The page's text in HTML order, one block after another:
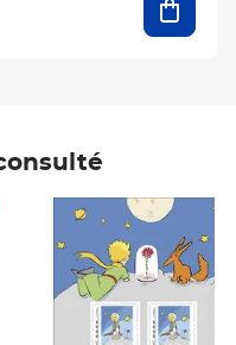
Prix 6,25€ HT